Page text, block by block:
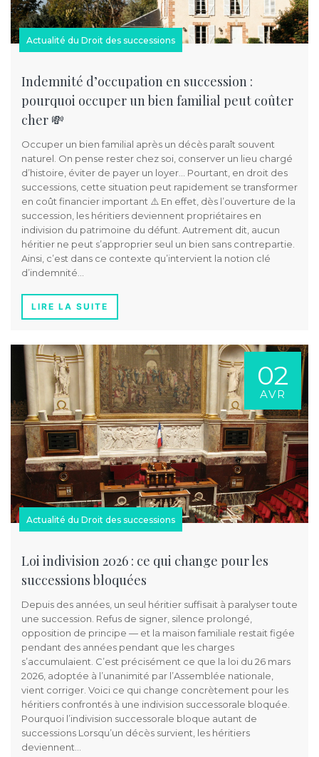
Actualité du Droit des successions
Indemnité d’occupation en succession :
pourquoi occuper un bien familial peut coûter
cher 💸
Occuper un bien familial après un décès paraît souvent
naturel. On pense rester chez soi, conserver un lieu chargé
d’histoire, éviter de payer un loyer… Pourtant, en droit des
successions, cette situation peut rapidement se transformer
en coût financier important ⚠️ En effet, dès l’ouverture de la
succession, les héritiers deviennent propriétaires en
indivision du patrimoine du défunt. Autrement dit, aucun
héritier ne peut s’approprier seul un bien sans contrepartie.
Ainsi, c’est dans ce contexte qu’intervient la notion clé
d’indemnité…
LIRE LA SUITE
02
AVR
Actualité du Droit des successions
Loi indivision 2026 : ce qui change pour les
successions bloquées
Depuis des années, un seul héritier suffisait à paralyser toute
une succession. Refus de signer, silence prolongé,
opposition de principe — et la maison familiale restait figée
pendant des années pendant que les charges
s’accumulaient. C’est précisément ce que la loi du 26 mars
2026, adoptée à l’unanimité par l’Assemblée nationale,
vient corriger. Voici ce qui change concrètement pour les
héritiers confrontés à une indivision successorale bloquée.
Pourquoi l’indivision successorale bloque autant de
successions Lorsqu’un décès survient, les héritiers
deviennent…